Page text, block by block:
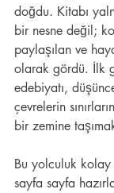
doğdu. Kitabı
bir nesne değil;
paylaşılan ve
olarak gördü. İlk
edebiyatı,
çevrelerin
bir zemine
Bu yolculuk kolay
sayfa sayfa